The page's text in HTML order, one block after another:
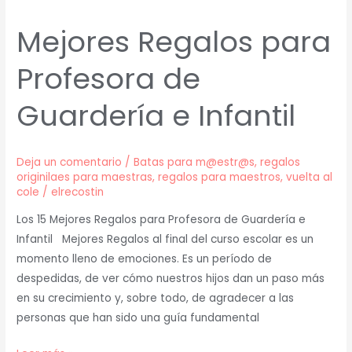
Mejores Regalos para
Profesora de
Guardería e Infantil
Deja un comentario /Batas para m@estr@s,regalos
originilaes para maestras,regalos para maestros,vuelta al
cole / elrecostin
Los 15 Mejores Regalos para Profesora de Guardería e
Infantil Mejores Regalos al final del curso escolar es un
momento lleno de emociones. Es un período de
despedidas, de ver cómo nuestros hijos dan un paso más
en su crecimiento y, sobre todo, de agradecer a las
personas que han sido una guía fundamental